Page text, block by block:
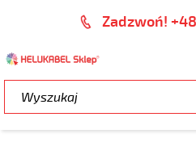
Zadzwoń!